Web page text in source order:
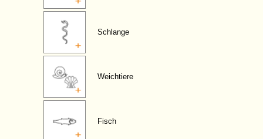
Schlange
Weichtiere
Fisch